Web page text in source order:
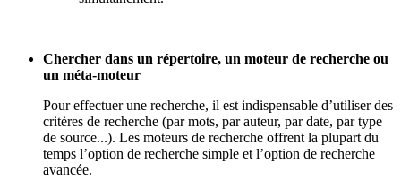
Chercher dans un répertoire, un moteur de recherche ou
un méta-moteur
Pour effectuer une recherche, il est indispensable d’utiliser des
critères de recherche (par mots, par auteur, par date, par type
de source...). Les moteurs de recherche offrent la plupart du
temps l’option de recherche simple et l’option de recherche
avancée.